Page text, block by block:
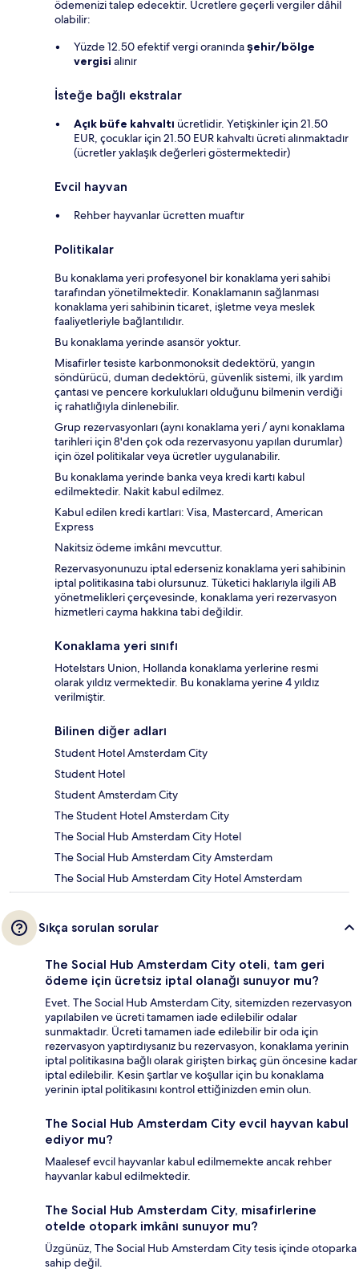
ödemenizi talep edecektir. Ücretlere geçerli vergiler dâhil
olabilir:
Yüzde 12.50 efektif vergi oranındaşehir/bölge
vergisi alınır
İsteğe bağlı ekstralar
Açık büfe kahvaltı ücretlidir. Yetişkinler için 21.50
EUR, çocuklar için 21.50 EUR kahvaltı ücreti alınmaktadır
(ücretler yaklaşık değerleri göstermektedir)
Evcil hayvan
Rehber hayvanlar ücretten muaftır
Politikalar
Bu konaklama yeri profesyonel bir konaklama yeri sahibi
tarafından yönetilmektedir. Konaklamanın sağlanması
konaklama yeri sahibinin ticaret, işletme veya meslek
faaliyetleriyle bağlantılıdır.
Bu konaklama yerinde asansör yoktur.
Misafirler tesiste karbonmonoksit dedektörü, yangın
söndürücü, duman dedektörü, güvenlik sistemi, ilk yardım
çantası ve pencere korkulukları olduğunu bilmenin verdiği
iç rahatlığıyla dinlenebilir.
Grup rezervasyonları (aynı konaklama yeri / aynı konaklama
tarihleri için 8'den çok oda rezervasyonu yapılan durumlar)
için özel politikalar veya ücretler uygulanabilir.
Bu konaklama yerinde banka veya kredi kartı kabul
edilmektedir. Nakit kabul edilmez.
Kabul edilen kredi kartları: Visa, Mastercard, American
Express
Nakitsiz ödeme imkânı mevcuttur.
Rezervasyonunuzu iptal ederseniz konaklama yeri sahibinin
iptal politikasına tabi olursunuz. Tüketici haklarıyla ilgili AB
yönetmelikleri çerçevesinde, konaklama yeri rezervasyon
hizmetleri cayma hakkına tabi değildir.
Konaklama yeri sınıfı
Hotelstars Union, Hollanda konaklama yerlerine resmi
olarak yıldız vermektedir. Bu konaklama yerine 4 yıldız
verilmiştir.
Bilinen diğer adları
Student Hotel Amsterdam City
Student Hotel
Student Amsterdam City
The Student Hotel Amsterdam City
The Social Hub Amsterdam City Hotel
The Social Hub Amsterdam City Amsterdam
The Social Hub Amsterdam City Hotel Amsterdam
Sıkça sorulan sorular
The Social Hub Amsterdam City oteli, tam geri
ödeme için ücretsiz iptal olanağı sunuyor mu?
Evet. The Social Hub Amsterdam City, sitemizden rezervasyon
yapılabilen ve ücreti tamamen iade edilebilir odalar
sunmaktadır. Ücreti tamamen iade edilebilir bir oda için
rezervasyon yaptırdıysanız bu rezervasyon, konaklama yerinin
iptal politikasına bağlı olarak girişten birkaç gün öncesine kadar
iptal edilebilir. Kesin şartlar ve koşullar için bu konaklama
yerinin iptal politikasını kontrol ettiğinizden emin olun.
The Social Hub Amsterdam City evcil hayvan kabul
ediyor mu?
Maalesef evcil hayvanlar kabul edilmemekte ancak rehber
hayvanlar kabul edilmektedir.
The Social Hub Amsterdam City, misafirlerine
otelde otopark imkânı sunuyor mu?
Üzgünüz, The Social Hub Amsterdam City tesis içinde otoparka
sahip değil.